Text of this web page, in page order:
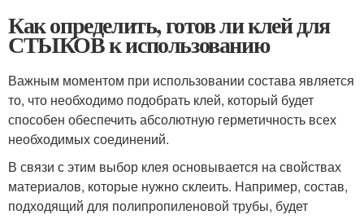
Как определить, готов ли клей для
СТЫКОВ к использованию
Важным моментом при использовании состава является
то, что необходимо подобрать клей, который будет
способен обеспечить абсолютную герметичность всех
необходимых соединений.
В связи с этим выбор клея основывается на свойствах
материалов, которые нужно склеить. Например, состав,
подходящий для полипропиленовой трубы, будет